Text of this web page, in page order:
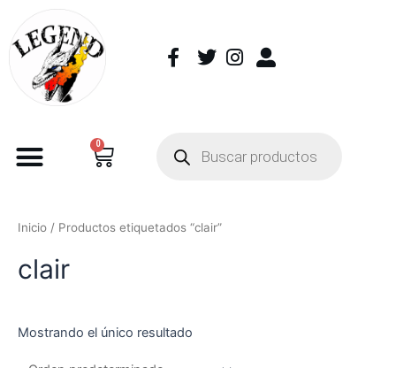
0
Inicio / Productos etiquetados “clair”
clair
Mostrando el único resultado